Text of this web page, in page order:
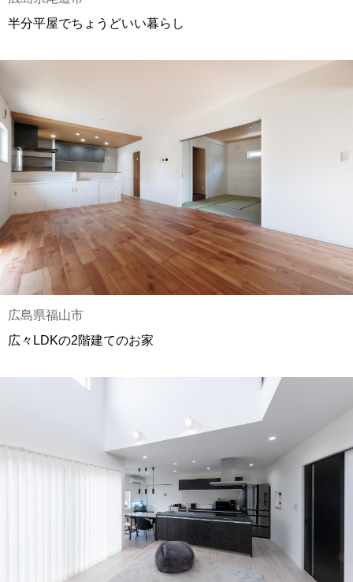
半分平屋でちょうどいい暮らし
広島県福山市
広々LDKの2階建てのお家